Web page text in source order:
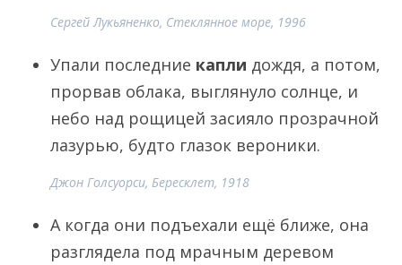
Сергей Лукьяненко, Стеклянное море, 1996
Упали последние капли дождя, а потом,
прорвав облака, выглянуло солнце, и
небо над рощицей засияло прозрачной
лазурью, будто глазок вероники.
Джон Голсуорси, Бересклет, 1918
А когда они подъехали ещё ближе, она
разглядела под мрачным деревом